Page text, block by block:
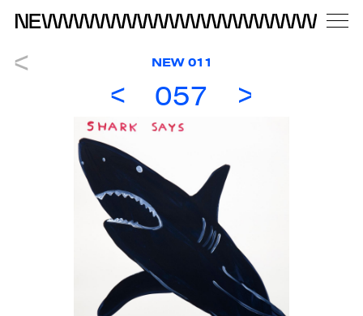
NEW 011
057